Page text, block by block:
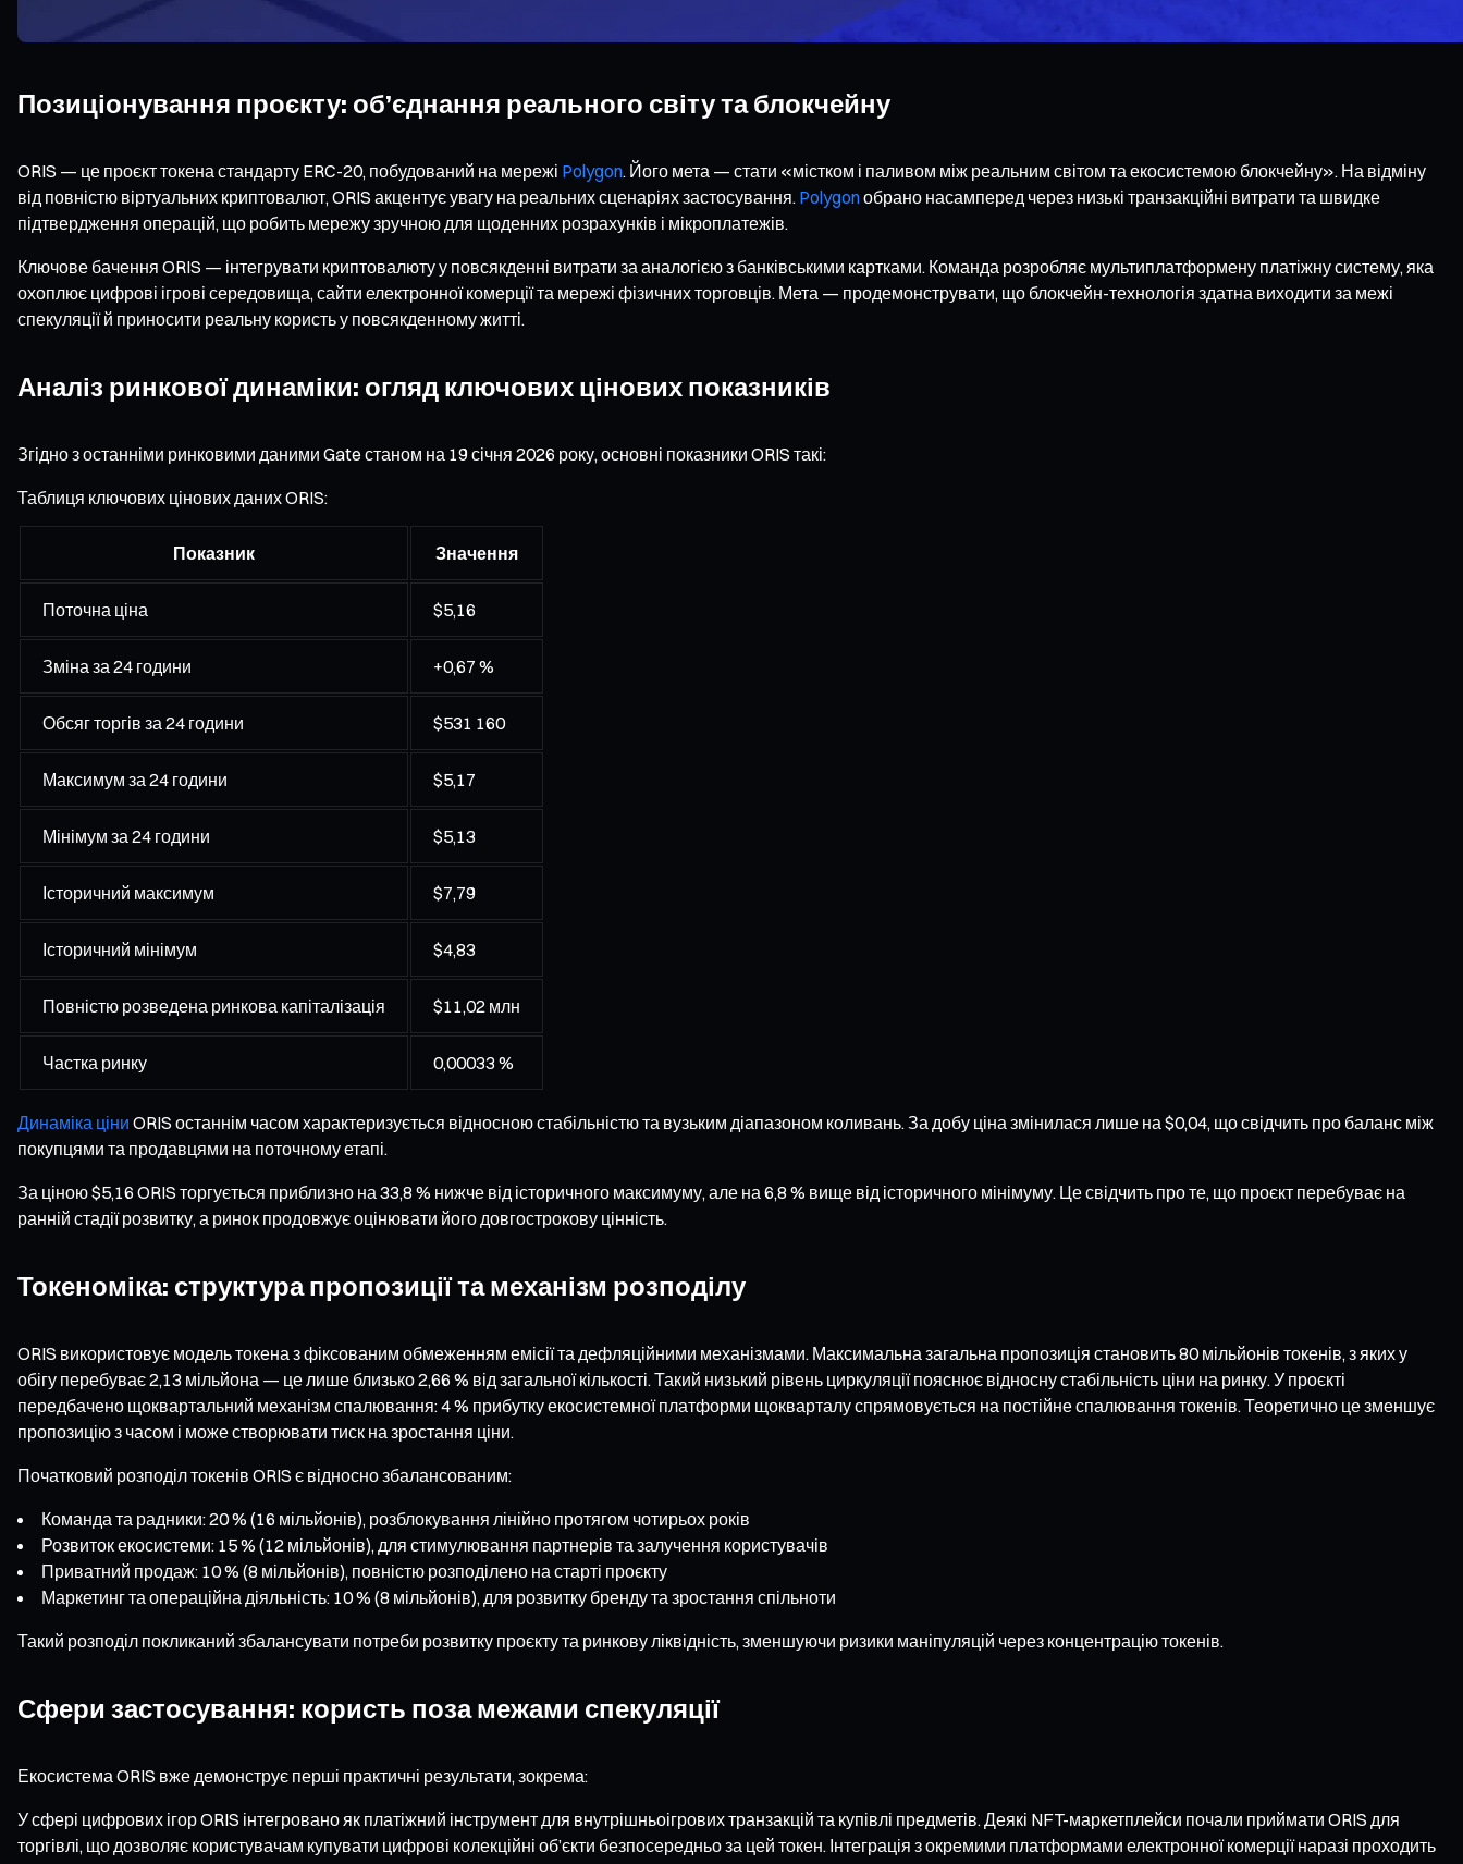
Позиціонування проєкту: об’єднання реального світу та блокчейну
ORIS — це проєкт токена стандарту ERC-20, побудований на мережі Polygon. Його мета — стати «містком і паливом між реальним світом та екосистемою блокчейну». На відміну
від повністю віртуальних криптовалют, ORIS акцентує увагу на реальних сценаріях застосування. Polygonобрано насамперед через низькі транзакційні витрати та швидке
підтвердження операцій, що робить мережу зручною для щоденних розрахунків і мікроплатежів.
Ключове бачення ORIS — інтегрувати криптовалюту у повсякденні витрати за аналогією з банківськими картками. Команда розробляє мультиплатформену платіжну систему, яка
охоплює цифрові ігрові середовища, сайти електронної комерції та мережі фізичних торговців. Мета — продемонструвати, що блокчейн-технологія здатна виходити за межі
спекуляції й приносити реальну користь у повсякденному житті.
Аналіз ринкової динаміки: огляд ключових цінових показників
Згідно з останніми ринковими даними Gate станом на 19 січня 2026 року, основні показники ORIS такі:
Таблиця ключових цінових даних ORIS:
Показник Значення
Поточна ціна $5,16
Зміна за 24 години +0,67 %
Обсяг торгів за 24 години $531 160
Максимум за 24 години $5,17
Мінімум за 24 години $5,13
Історичний максимум $7,79
Історичний мінімум $4,83
Повністю розведена ринкова капіталізація $11,02 млн
Частка ринку 0,00033 %
Динаміка ціни ORIS останнім часом характеризується відносною стабільністю та вузьким діапазоном коливань. За добу ціна змінилася лише на $0,04, що свідчить про баланс між
покупцями та продавцями на поточному етапі.
За ціною $5,16 ORIS торгується приблизно на 33,8 % нижче від історичного максимуму, але на 6,8 % вище від історичного мінімуму. Це свідчить про те, що проєкт перебуває на
ранній стадії розвитку, а ринок продовжує оцінювати його довгострокову цінність.
Токеноміка: структура пропозиції та механізм розподілу
ORIS використовує модель токена з фіксованим обмеженням емісії та дефляційними механізмами. Максимальна загальна пропозиція становить 80 мільйонів токенів, з яких у
обігу перебуває 2,13 мільйона — це лише близько 2,66 % від загальної кількості. Такий низький рівень циркуляції пояснює відносну стабільність ціни на ринку. У проєкті
передбачено щоквартальний механізм спалювання: 4 % прибутку екосистемної платформи щокварталу спрямовується на постійне спалювання токенів. Теоретично це зменшує
пропозицію з часом і може створювати тиск на зростання ціни.
Початковий розподіл токенів ORIS є відносно збалансованим:
Команда та радники: 20 % (16 мільйонів), розблокування лінійно протягом чотирьох років
Розвиток екосистеми: 15 % (12 мільйонів), для стимулювання партнерів та залучення користувачів
Приватний продаж: 10 % (8 мільйонів), повністю розподілено на старті проєкту
Маркетинг та операційна діяльність: 10 % (8 мільйонів), для розвитку бренду та зростання спільноти
Такий розподіл покликаний збалансувати потреби розвитку проєкту та ринкову ліквідність, зменшуючи ризики маніпуляцій через концентрацію токенів.
Сфери застосування: користь поза межами спекуляції
Екосистема ORIS вже демонструє перші практичні результати, зокрема:
У сфері цифрових ігор ORIS інтегровано як платіжний інструмент для внутрішньоігрових транзакцій та купівлі предметів. Деякі NFT-маркетплейси почали приймати ORIS для
торгівлі, що дозволяє користувачам купувати цифрові колекційні об’єкти безпосередньо за цей токен. Інтеграція з окремими платформами електронної комерції наразі проходить